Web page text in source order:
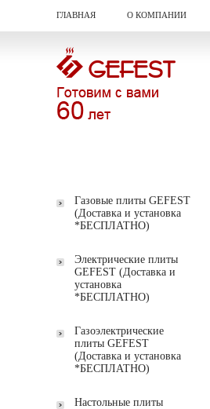
ГЛАВНАЯ О КОМПАНИИ
Газовые плиты GEFEST
(Доставка и установка
*БЕСПЛАТНО)
Электрические плиты
GEFEST (Доставка и
установка
*БЕСПЛАТНО)
Газоэлектрические
плиты GEFEST
(Доставка и установка
*БЕСПЛАТНО)
Настольные плиты